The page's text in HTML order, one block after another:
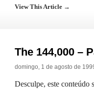
View This Article →
The 144,000 –
domingo, 1 de agosto de
Desculpe, este conteúdo